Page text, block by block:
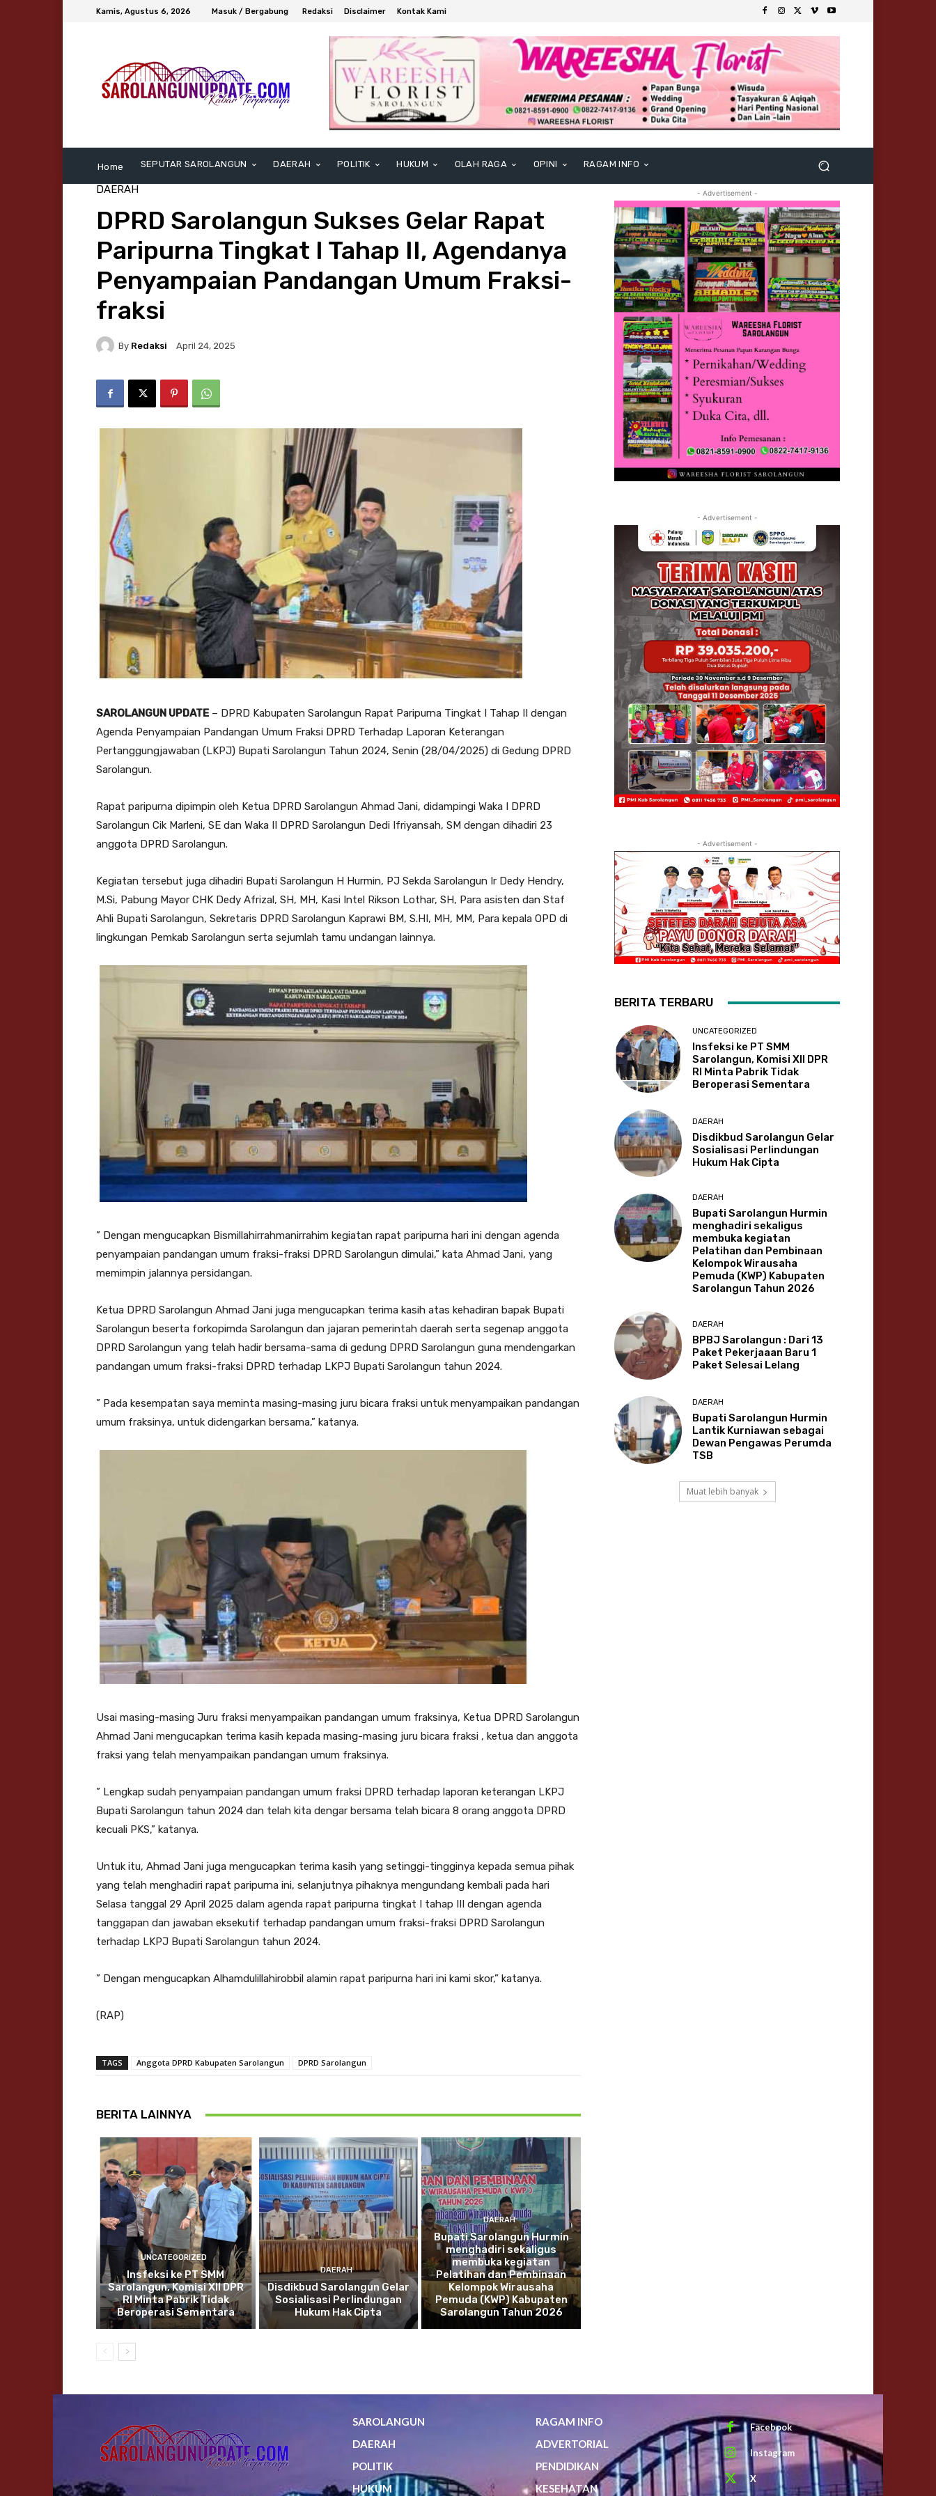
Kamis, Agustus 6, 2026 Masuk / Bergabung Redaksi Disclaimer Kontak Kami
Home SEPUTAR SAROLANGUN DAERAH POLITIK HUKUM OLAH RAGA OPINI RAGAM INFO
DAERAH
DPRD Sarolangun Sukses Gelar Rapat
Paripurna Tingkat I Tahap II, Agendanya
Penyampaian Pandangan Umum Fraksi-
fraksi
By Redaksi April 24, 2025
SAROLANGUN UPDATE– DPRD Kabupaten Sarolangun Rapat Paripurna Tingkat I Tahap II dengan
Agenda Penyampaian Pandangan Umum Fraksi DPRD Terhadap Laporan Keterangan
Pertanggungjawaban (LKPJ) Bupati Sarolangun Tahun 2024, Senin (28/04/2025) di Gedung DPRD
Sarolangun.
Rapat paripurna dipimpin oleh Ketua DPRD Sarolangun Ahmad Jani, didampingi Waka I DPRD
Sarolangun Cik Marleni, SE dan Waka II DPRD Sarolangun Dedi Ifriyansah, SM dengan dihadiri 23
anggota DPRD Sarolangun.
Kegiatan tersebut juga dihadiri Bupati Sarolangun H Hurmin, PJ Sekda Sarolangun Ir Dedy Hendry,
M.Si, Pabung Mayor CHK Dedy Afrizal, SH, MH, Kasi Intel Rikson Lothar, SH, Para asisten dan Staf
Ahli Bupati Sarolangun, Sekretaris DPRD Sarolangun Kaprawi BM, S.HI, MH, MM, Para kepala OPD di
lingkungan Pemkab Sarolangun serta sejumlah tamu undangan lainnya.
” Dengan mengucapkan Bismillahirrahmanirrahim kegiatan rapat paripurna hari ini dengan agenda
penyampaian pandangan umum fraksi-fraksi DPRD Sarolangun dimulai,” kata Ahmad Jani, yang
memimpin jalannya persidangan.
Ketua DPRD Sarolangun Ahmad Jani juga mengucapkan terima kasih atas kehadiran bapak Bupati
Sarolangun beserta forkopimda Sarolangun dan jajaran pemerintah daerah serta segenap anggota
DPRD Sarolangun yang telah hadir bersama-sama di gedung DPRD Sarolangun guna mendengarkan
pandangan umum fraksi-fraksi DPRD terhadap LKPJ Bupati Sarolangun tahun 2024.
” Pada kesempatan saya meminta masing-masing juru bicara fraksi untuk menyampaikan pandangan
umum fraksinya, untuk didengarkan bersama,” katanya.
Usai masing-masing Juru fraksi menyampaikan pandangan umum fraksinya, Ketua DPRD Sarolangun
Ahmad Jani mengucapkan terima kasih kepada masing-masing juru bicara fraksi , ketua dan anggota
fraksi yang telah menyampaikan pandangan umum fraksinya.
” Lengkap sudah penyampaian pandangan umum fraksi DPRD terhadap laporan keterangan LKPJ
Bupati Sarolangun tahun 2024 dan telah kita dengar bersama telah bicara 8 orang anggota DPRD
kecuali PKS,” katanya.
Untuk itu, Ahmad Jani juga mengucapkan terima kasih yang setinggi-tingginya kepada semua pihak
yang telah menghadiri rapat paripurna ini, selanjutnya pihaknya mengundang kembali pada hari
Selasa tanggal 29 April 2025 dalam agenda rapat paripurna tingkat I tahap III dengan agenda
tanggapan dan jawaban eksekutif terhadap pandangan umum fraksi-fraksi DPRD Sarolangun
terhadap LKPJ Bupati Sarolangun tahun 2024.
” Dengan mengucapkan Alhamdulillahirobbil alamin rapat paripurna hari ini kami skor,” katanya.
(RAP)
TAGS Anggota DPRD Kabupaten Sarolangun DPRD Sarolangun
BERITA LAINNYA
UNCATEGORIZED
Insfeksi ke PT SMM
Sarolangun, Komisi XII DPR
RI Minta Pabrik Tidak
Beroperasi Sementara
DAERAH
Disdikbud Sarolangun Gelar
Sosialisasi Perlindungan
Hukum Hak Cipta
DAERAH
Bupati Sarolangun Hurmin
menghadiri sekaligus
membuka kegiatan
Pelatihan dan Pembinaan
Kelompok Wirausaha
Pemuda (KWP) Kabupaten
Sarolangun Tahun 2026
- Advertisement -
- Advertisement -
- Advertisement -
BERITA TERBARU
UNCATEGORIZED
Insfeksi ke PT SMM
Sarolangun, Komisi XII DPR
RI Minta Pabrik Tidak
Beroperasi Sementara
DAERAH
Disdikbud Sarolangun Gelar
Sosialisasi Perlindungan
Hukum Hak Cipta
DAERAH
Bupati Sarolangun Hurmin
menghadiri sekaligus
membuka kegiatan
Pelatihan dan Pembinaan
Kelompok Wirausaha
Pemuda (KWP) Kabupaten
Sarolangun Tahun 2026
DAERAH
BPBJ Sarolangun : Dari 13
Paket Pekerjaaan Baru 1
Paket Selesai Lelang
DAERAH
Bupati Sarolangun Hurmin
Lantik Kurniawan sebagai
Dewan Pengawas Perumda
TSB
Muat lebih banyak
SAROLANGUN
DAERAH
POLITIK
HUKUM
RAGAM INFO
ADVERTORIAL
PENDIDIKAN
KESEHATAN
Facebook
Instagram
X